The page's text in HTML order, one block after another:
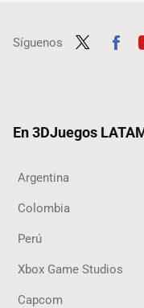
Síguenos
En 3DJuegos
Argentina
Colombia
Perú
Xbox Game Studios
Capcom